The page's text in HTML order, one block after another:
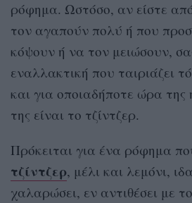
ρόφημα. Ωστόσο, αν είστε
τον αγαπούν πολύ ή που
κόψουν ή να τον μειώσουν,
εναλλακτική που ταιριάζει
και για οποιαδήποτε ώρα
της είναι το τζίντζερ.
Πρόκειται για ένα ρόφημα
τζίντζερ, μέλι και λεμόνι,
χαλαρώσει, εν αντιθέσει με